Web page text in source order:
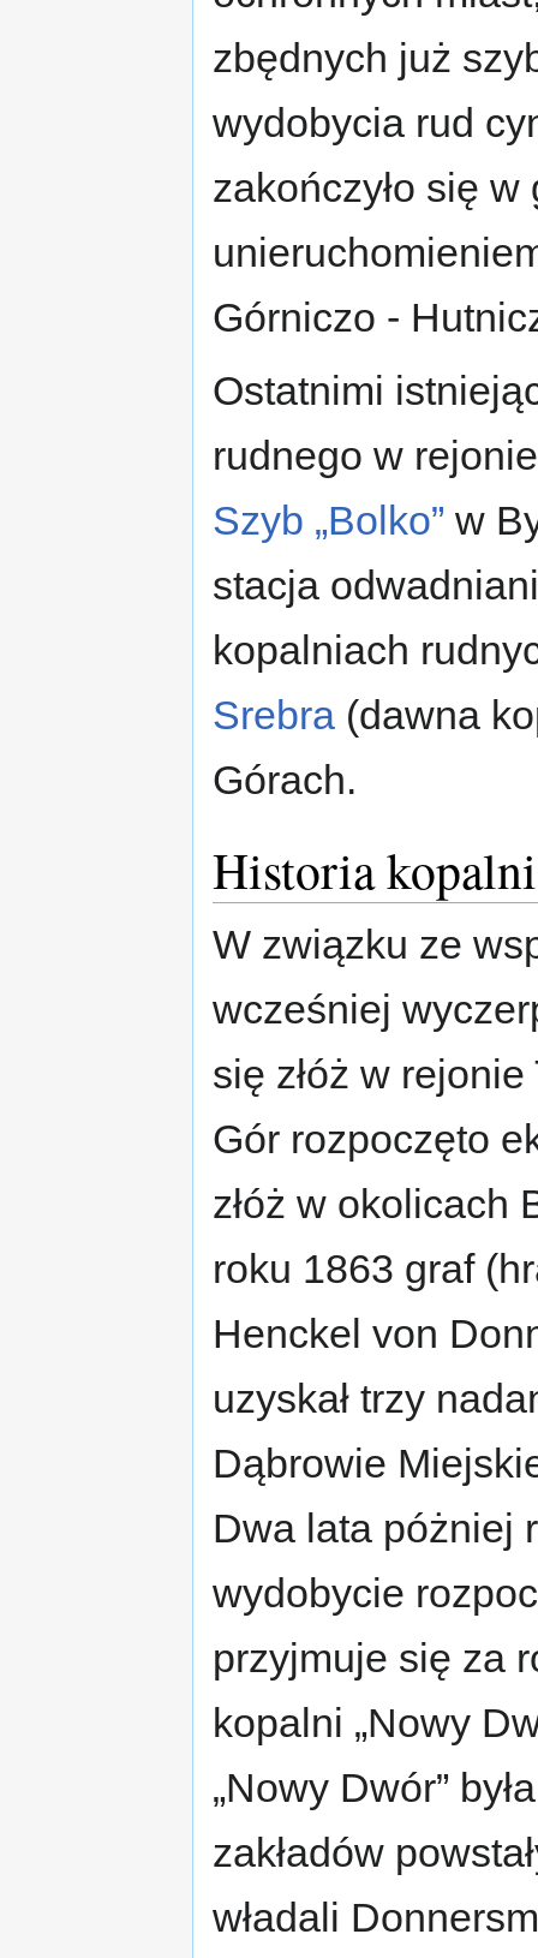
zbędnych już
wydobycia rud
zakończyło się
Górniczo -
Ostatnimi
rudnego w
Szyb „Bolko” w
stacja
kopalniach
Srebra (dawna
Górach.
Historia
W związku ze
wcześniej
się złóż w
Gór rozpoczęto
złóż w okolicach
roku 1863 graf
Henckel von
uzyskał trzy
Dąbrowie
Dwa lata póżniej
wydobycie
przyjmuje się za
kopalni „Nowy
„Nowy Dwór”
zakładów
władali